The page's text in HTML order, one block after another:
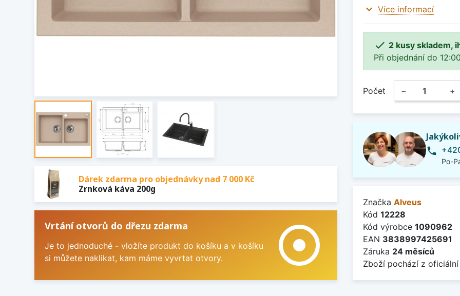
Dárek zdarma pro objednávky nad 7 000 Kč
Zrnková káva 200g
Vrtání otvorů do dřezu zdarma
Je to jednoduché - vložíte produkt do košíku a v košíku
si můžete naklikat, kam máme vyvrtat otvory.
adjust
expand_more Více informací
 2 kusy skladem,
Při objednání do
Počet − +
phone
Po-
Značka Alveus
Kód 12228
Kód výrobce 1090962
EAN 3838997425691
Záruka 24 měsíců
Zboží pochází z